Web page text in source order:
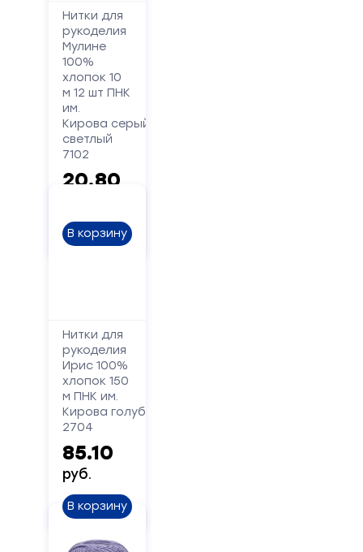
Нитки для
рукоделия
Мулине
100%
хлопок 10
м 12 шт ПНК
им.
Кирова серый
светлый
7102
20.80
В корзину
Нитки для
рукоделия
Ирис 100%
хлопок 150
м ПНК им.
Кирова голубой
2704
85.10
руб.
В корзину